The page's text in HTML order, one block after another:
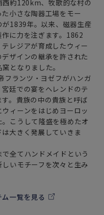
西約120km、牧歌的な村の
小さな陶器工場をモー
1839年。以来、磁器生産
に力を注ぎます。1862
レジアが育成したウィー
ザインの継承を許された
となりました。
フランツ・ヨゼフがハンガ
廷での宴をヘレンドのテ
。貴族の中の貴族と呼ば
ィーンをはじめヨーロッ
こうして隆盛を極めたオ
大きく発展していきま
全てハンドメイドという
いモチーフを次々と生み
一覧を見る